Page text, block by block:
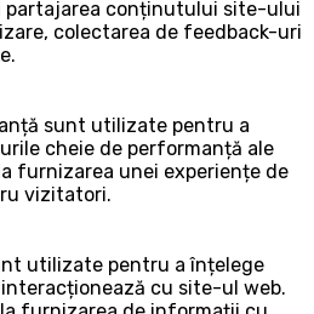
conținutului site-ului
colectarea de feedback-uri
sunt utilizate pentru a
cheie de performanță ale
furnizarea unei experiențe de
vizitatori.
utilizate pentru a înțelege
cu site-ul web.